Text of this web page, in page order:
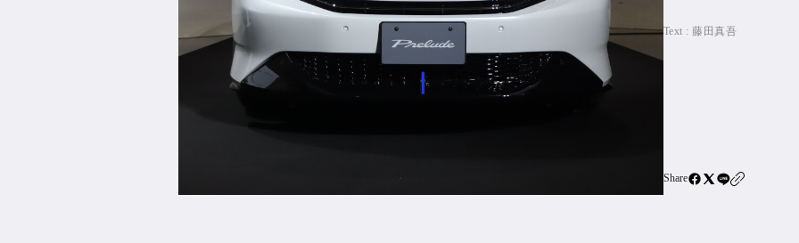
Text :藤田真吾
Share